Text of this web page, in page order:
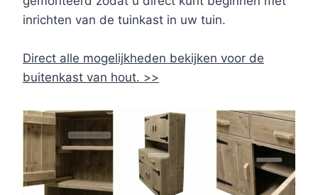
inrichten van de tuinkast in uw tuin.
Direct alle mogelijkheden bekijken voor de
buitenkast van hout. >>